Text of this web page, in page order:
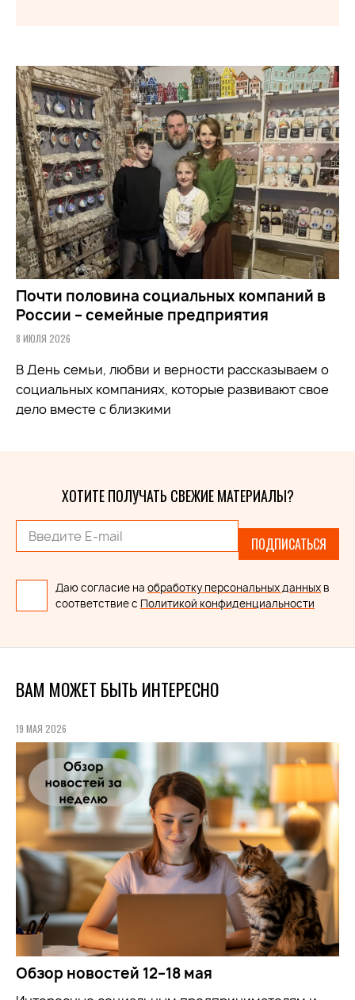
Почти половина социальных компаний в
России – семейные предприятия
8 ИЮЛЯ 2026
В День семьи, любви и верности рассказываем о
социальных компаниях, которые развивают свое
дело вместе с близкими
ХОТИТЕ ПОЛУЧАТЬ СВЕЖИЕ МАТЕРИАЛЫ?
ПОДПИСАТЬСЯ
Даю согласие на обработку персональных данных в
соответствие с Политикой конфиденциальности
ВАМ МОЖЕТ БЫТЬ ИНТЕРЕСНО
19 МАЯ 2026
Обзор новостей 12–18 мая